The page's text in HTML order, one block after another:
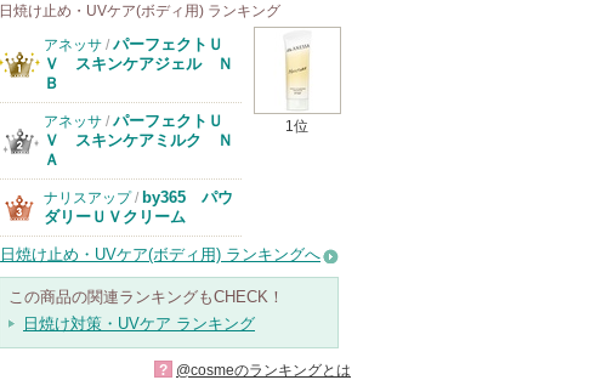
日焼け止め・UVケア(ボディ用) ランキング
1位
アネッサ / パーフェクトＵ
Ｖ スキンケアジェル Ｎ
Ｂ
アネッサ / パーフェクトＵ
Ｖ スキンケアミルク Ｎ
Ａ
ナリスアップ/ by365 パウ
ダリーＵＶクリーム
日焼け止め・UVケア(ボディ用) ランキングへ
この商品の関連ランキングもCHECK！
日焼け対策・UVケア ランキング
? @cosmeのランキングとは